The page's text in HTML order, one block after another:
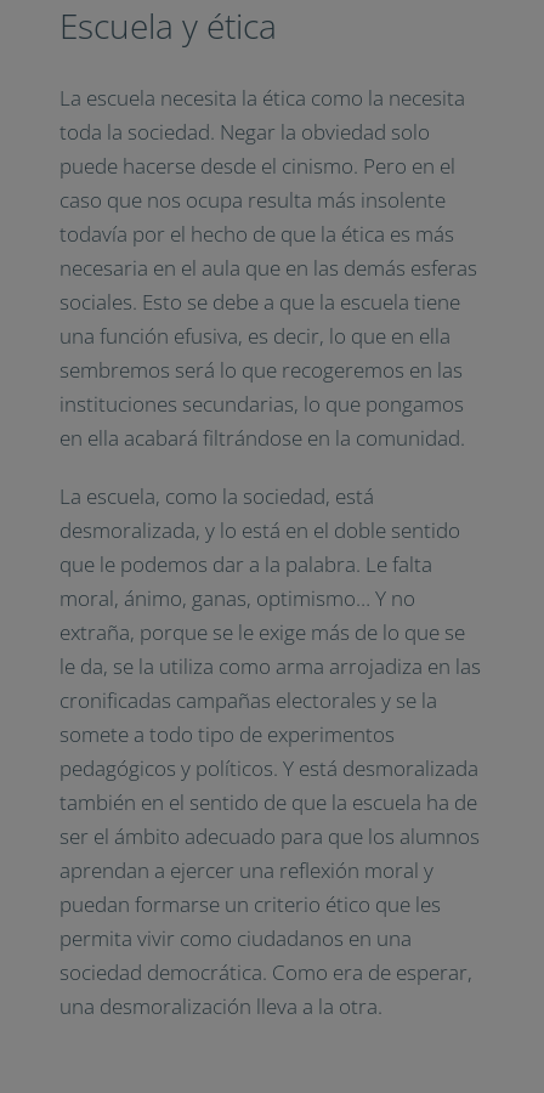
Escuela y ética
La escuela necesita la ética como la necesita
toda la sociedad. Negar la obviedad solo
puede hacerse desde el cinismo. Pero en el
caso que nos ocupa resulta más insolente
todavía por el hecho de que la ética es más
necesaria en el aula que en las demás esferas
sociales. Esto se debe a que la escuela tiene
una función efusiva, es decir, lo que en ella
sembremos será lo que recogeremos en las
instituciones secundarias, lo que pongamos
en ella acabará filtrándose en la comunidad.
La escuela, como la sociedad, está
desmoralizada, y lo está en el doble sentido
que le podemos dar a la palabra. Le falta
moral, ánimo, ganas, optimismo… Y no
extraña, porque se le exige más de lo que se
le da, se la utiliza como arma arrojadiza en las
cronificadas campañas electorales y se la
somete a todo tipo de experimentos
pedagógicos y políticos. Y está desmoralizada
también en el sentido de que la escuela ha de
ser el ámbito adecuado para que los alumnos
aprendan a ejercer una reflexión moral y
puedan formarse un criterio ético que les
permita vivir como ciudadanos en una
sociedad democrática. Como era de esperar,
una desmoralización lleva a la otra.